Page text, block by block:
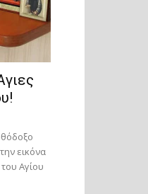
εικόνα
Αγίου